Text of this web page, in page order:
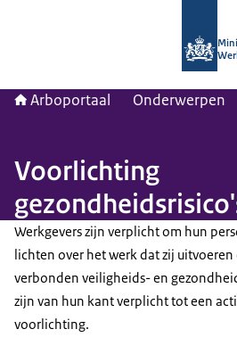
Arboportaal Onderwerpen
Voorlichting
Werkgevers zijn verplicht om hun
lichten over het werk dat zij uitvoeren
verbonden veiligheids- en
zijn van hun kant verplicht tot een
voorlichting.